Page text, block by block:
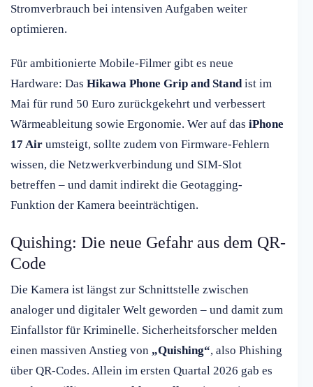
Stromverbrauch bei intensiven Aufgaben weiter
optimieren.
Für ambitionierte Mobile-Filmer gibt es neue
Hardware: Das Hikawa Phone Grip and Standist im
Mai für rund 50 Euro zurückgekehrt und verbessert
Wärmeableitung sowie Ergonomie. Wer auf das iPhone
17 Air umsteigt, sollte zudem von Firmware-Fehlern
wissen, die Netzwerkverbindung und SIM-Slot
betreffen – und damit indirekt die Geotagging-
Funktion der Kamera beeinträchtigen.
Quishing: Die neue Gefahr aus dem QR-
Code
Die Kamera ist längst zur Schnittstelle zwischen
analoger und digitaler Welt geworden – und damit zum
Einfallstor für Kriminelle. Sicherheitsforscher melden
einen massiven Anstieg von „Quishing“, also Phishing
über QR-Codes. Allein im ersten Quartal 2026 gab es